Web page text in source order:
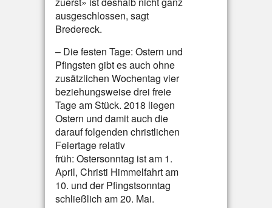
ausgeschlossen, sagt
Bredereck.
– Die festen Tage: Ostern und
Pfingsten gibt es auch ohne
zusätzlichen Wochentag vier
beziehungsweise drei freie
Tage am Stück. 2018 liegen
Ostern und damit auch die
darauf folgenden christlichen
Feiertage relativ
früh: Ostersonntag ist am 1.
April, Christi Himmelfahrt am
10. und der Pfingstsonntag
schließlich am 20. Mai.